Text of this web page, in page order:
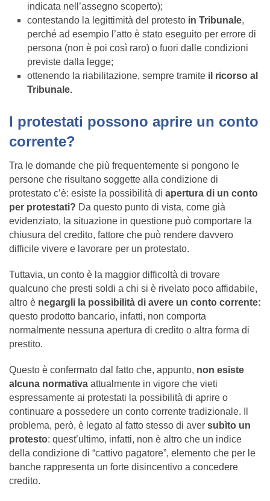
indicata nell’assegno scoperto);
contestando la legittimità del protesto in Tribunale,
perché ad esempio l’atto è stato eseguito per errore di
persona (non è poi così raro) o fuori dalle condizioni
previste dalla legge;
ottenendo la riabilitazione, sempre tramite il ricorso al
Tribunale.
I protestati possono aprire un conto
corrente?
Tra le domande che più frequentemente si pongono le
persone che risultano soggette alla condizione di
protestato c’è: esiste la possibilità di apertura di un conto
per protestati? Da questo punto di vista, come già
evidenziato, la situazione in questione può comportare la
chiusura del credito, fattore che può rendere davvero
difficile vivere e lavorare per un protestato.
Tuttavia, un conto è la maggior difficoltà di trovare
qualcuno che presti soldi a chi si è rivelato poco affidabile,
altro è negargli la possibilità di avere un conto corrente:
questo prodotto bancario, infatti, non comporta
normalmente nessuna apertura di credito o altra forma di
prestito.
Questo è confermato dal fatto che, appunto, non esiste
alcuna normativa attualmente in vigore che vieti
espressamente ai protestati la possibilità di aprire o
continuare a possedere un conto corrente tradizionale. Il
problema, però, è legato al fatto stesso di aver subìto un
protesto: quest’ultimo, infatti, non è altro che un indice
della condizione di “cattivo pagatore”, elemento che per le
banche rappresenta un forte disincentivo a concedere
credito.